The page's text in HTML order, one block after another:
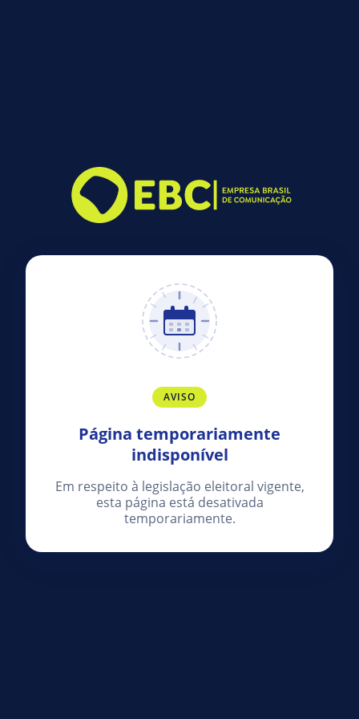
AVISO
Página temporariamente
indisponível
Em respeito à legislação eleitoral vigente,
esta página está desativada
temporariamente.